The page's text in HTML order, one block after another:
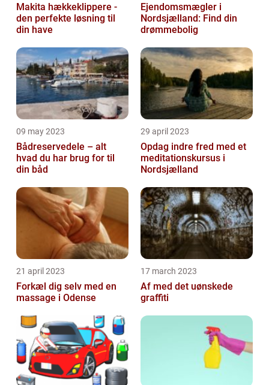
Makita hækkeklippere -
den perfekte løsning til
din have
Ejendomsmægler i
Nordsjælland: Find din
drømmebolig
09 may 2023
Bådreservedele – alt
hvad du har brug for til
din båd
29 april 2023
Opdag indre fred med et
meditationskursus i
Nordsjælland
21 april 2023
Forkæl dig selv med en
massage i Odense
17 march 2023
Af med det uønskede
graffiti